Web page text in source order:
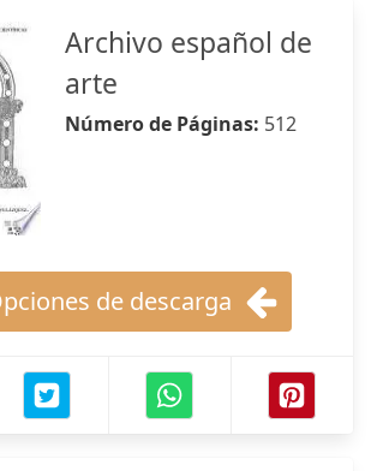
Archivo español de
arte
Número de Páginas: 512
de descarga